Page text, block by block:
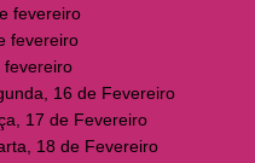
fevereiro
fevereiro
fevereiro
16 de Fevereiro
17 de Fevereiro
18 de Fevereiro